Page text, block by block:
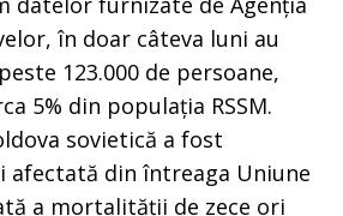
în doar câteva luni au
123.000 de persoane,
5% din populația RSSM.
sovietică a fost
afectată din întreaga Uniune
a mortalității de zece ori